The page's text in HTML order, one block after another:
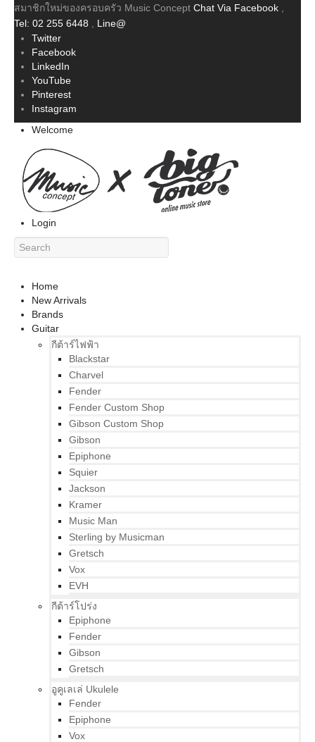
สมาชิกใหม่ของครอบครัว Music Concept Chat Via Facebook
Tel: 02 255 6448
Line@
Twitter
Facebook
LinkedIn
YouTube
Pinterest
Instagram
Welcome
Login
Home
New Arrivals
Brands
Guitar
กีต้าร์ไฟฟ้า
Blackstar
Charvel
Fender
Fender Custom Shop
Gibson Custom Shop
Gibson
Epiphone
Squier
Jackson
Kramer
Music Man
Sterling by Musicman
Gretsch
Vox
EVH
กีต้าร์โปร่ง
Epiphone
Fender
Gibson
Gretsch
อูคูเลเล่ Ukulele
Fender
Epiphone
Vox